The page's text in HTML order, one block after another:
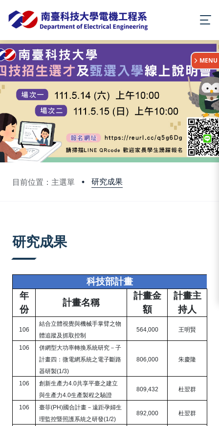
目前位置：主選單 研究成果
:::
MENU
研究成果
科技部計畫
年
份
計畫名稱
計畫金
額
計畫主
持人
106
結合立體視覺與機械手掌臂之物
體追蹤及抓取控制
564,000 王明賢
106
併網型大功率轉換系統研究－子
計畫四：微電網系統之電子斷路
器研製(1/3)
806,000 朱慶隆
106 創新生產力4.0共享平臺之建立
與生產力4.0生產製程之驗證
809,432 杜翌群
106 臺菲(PH)國合計畫－遠距孕婦生
理監控暨照護系統之研發(1/2)
892,000 杜翌群